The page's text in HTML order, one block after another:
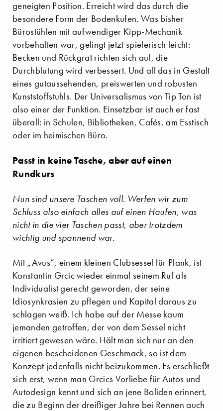
geneigten Position. Erreicht wird das durch die
besondere Form der Bodenkufen. Was bisher
Bürostühlen mit aufwendiger Kipp-Mechanik
vorbehalten war, gelingt jetzt spielerisch leicht:
Becken und Rückgrat richten sich auf, die
Durchblutung wird verbessert. Und all das in Gestalt
eines gutaussehenden, preiswerten und robusten
Kunststoffstuhls. Der Universalismus von Tip Ton ist
also einer der Funktion. Einsetzbar ist auch er fast
überall: in Schulen, Bibliotheken, Cafés, am Esstisch
oder im heimischen Büro.
Passt in keine Tasche, aber auf einen
Rundkurs
Nun sind unsere Taschen voll. Werfen wir zum
Schluss also einfach alles auf einen Haufen, was
nicht in die vier Taschen passt, aber trotzdem
wichtig und spannend war.
Mit „Avus“, einem kleinen Clubsessel für Plank, ist
Konstantin Grcic wieder einmal seinem Ruf als
Individualist gerecht geworden, der seine
Idiosynkrasien zu pflegen und Kapital daraus zu
schlagen weiß. Ich habe auf der Messe kaum
jemanden getroffen, der von dem Sessel nicht
irritiert gewesen wäre. Hält man sich nur an den
eigenen bescheidenen Geschmack, so ist dem
Konzept jedenfalls nicht beizukommen. Es erschließt
sich erst, wenn man Grcics Vorliebe für Autos und
Autodesign kennt und sich an jene Boliden erinnert,
die zu Beginn der dreißiger Jahre bei Rennen auch